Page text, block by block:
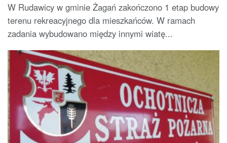
W Rudawicy w gminie Żagań zakończono 1 etap budowy
terenu rekreacyjnego dla mieszkańców. W ramach
zadania wybudowano między innymi wiatę...